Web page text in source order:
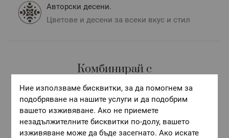
Авторски десени.
Цветове и десени за всеки вкус и стил
Комбинирай с
Ние използваме бисквитки, за да помогнем за
подобряване на нашите услуги и да подобрим
вашето изживяване. Ако не приемете
незадължителните бисквитки по-долу, вашето
изживяване може да бъде засегнато. Ако искате